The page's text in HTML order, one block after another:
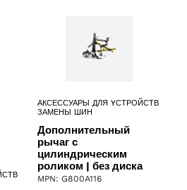
АКСЕССУАРЫ ДЛЯ YСТРОЙСТВ
ЗАМЕНЫ ШИН
Дополнительный
рычаг с
цилиндрическим
роликом | без диска
MPN: G800A116